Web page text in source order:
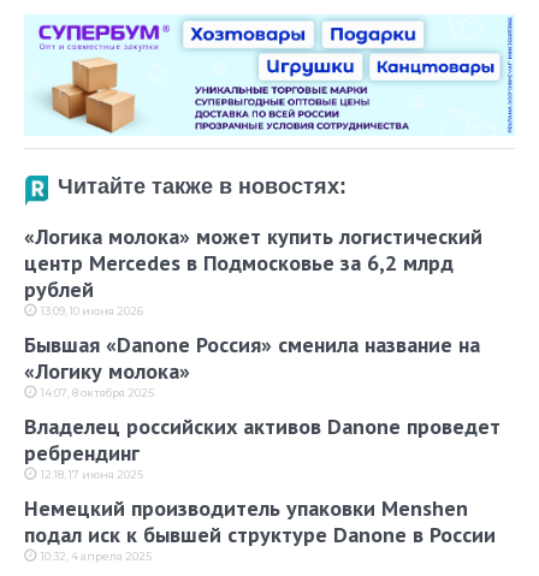
Читайте также в новостях:
«Логика молока» может купить логистический
центр Mercedes в Подмосковье за 6,2 млрд
рублей
13:09, 10 июня 2026
Бывшая «Danone Россия» сменила название на
«Логику молока»
14:07, 8 октября 2025
Владелец российских активов Danone проведет
ребрендинг
12:18, 17 июня 2025
Немецкий производитель упаковки Menshen
подал иск к бывшей структуре Danone в России
10:32, 4 апреля 2025